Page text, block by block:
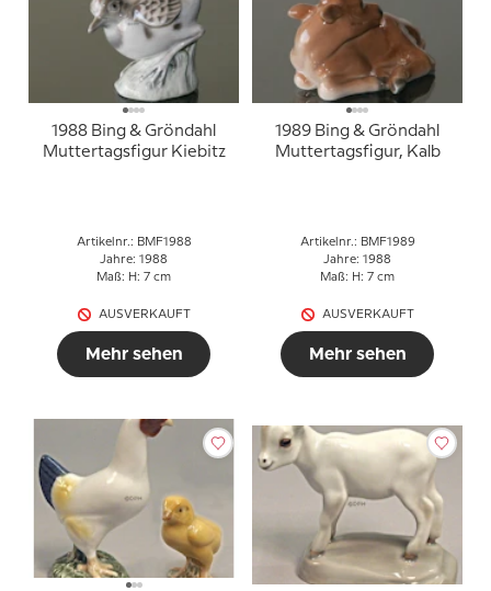
1988 Bing & Gröndahl
Muttertagsfigur Kiebitz
Artikelnr.: BMF1988
Jahre: 1988
Maß: H: 7 cm
AUSVERKAUFT
Mehr sehen
1989 Bing & Gröndahl
Muttertagsfigur, Kalb
Artikelnr.: BMF1989
Jahre: 1988
Maß: H: 7 cm
AUSVERKAUFT
Mehr sehen